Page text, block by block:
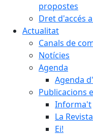
propostes
Dret d'accés
Actualitat
Canals de
Notícies
Agenda
Agenda
Publicacions
Informa't
La Revista
Ei!